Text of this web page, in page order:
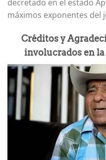
decretado en el estado
máximos exponentes del
Créditos y
involucrados en